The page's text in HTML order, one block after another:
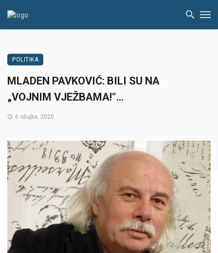
POLITIKA
MLADEN PAVKOVIĆ: BILI SU NA
„VOJNIM VJEŽBAMA!“…
6 ožujka, 2020